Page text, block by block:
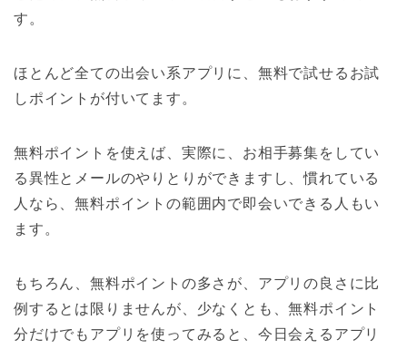
す。
ほとんど全ての出会い系アプリに、無料で試せるお試
しポイントが付いてます。
無料ポイントを使えば、実際に、お相手募集をしてい
る異性とメールのやりとりができますし、慣れている
人なら、無料ポイントの範囲内で即会いできる人もい
ます。
もちろん、無料ポイントの多さが、アプリの良さに比
例するとは限りませんが、少なくとも、無料ポイント
分だけでもアプリを使ってみると、今日会えるアプリ